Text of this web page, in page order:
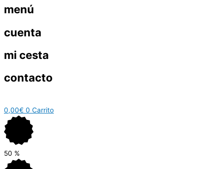
menú
cuenta
mi cesta
contacto
0,00€ 0 Carrito
50 %